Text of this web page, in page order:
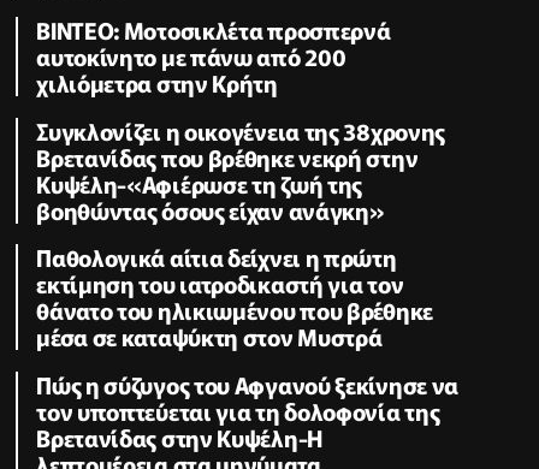
ΒΙΝΤΕΟ: Μοτοσικλέτα προσπερνά
αυτοκίνητο με πάνω από 200
χιλιόμετρα στην Κρήτη
Συγκλονίζει η οικογένεια της 38χρονης
Βρετανίδας που βρέθηκε νεκρή στην
Κυψέλη-«Αφιέρωσε τη ζωή της
βοηθώντας όσους είχαν ανάγκη»
Παθολογικά αίτια δείχνει η πρώτη
εκτίμηση του ιατροδικαστή για τον
θάνατο του ηλικιωμένου που βρέθηκε
μέσα σε καταψύκτη στον Μυστρά
Πώς η σύζυγος του Αφγανού ξεκίνησε να
τον υποπτεύεται για τη δολοφονία της
Βρετανίδας στην Κυψέλη-Η